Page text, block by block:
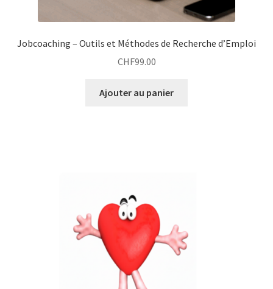
Jobcoaching – Outils et Méthodes de Recherche d’Emploi
CHF99.00
Ajouter au panier